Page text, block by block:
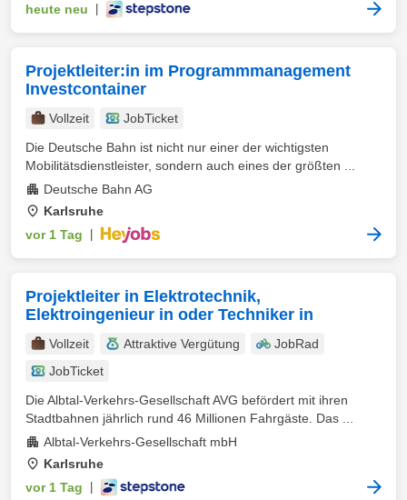
heute neu
Projektleiter:in im Programmmanagement
Investcontainer
Vollzeit
JobTicket
Die Deutsche Bahn ist nicht nur einer der wichtigsten
Mobilitätsdienstleister, sondern auch eines der größten ...
Deutsche Bahn AG
Karlsruhe
vor 1 Tag
Projektleiter in Elektrotechnik,
Elektroingenieur in oder Techniker in
Vollzeit Attraktive Vergütung
JobRad
JobTicket
Die Albtal-Verkehrs-Gesellschaft AVG befördert mit ihren
Stadtbahnen jährlich rund 46 Millionen Fahrgäste. Das ...
Albtal-Verkehrs-Gesellschaft mbH
Karlsruhe
vor 1 Tag